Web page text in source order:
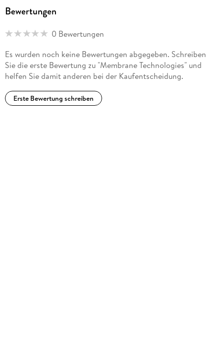
Bewertungen
0 Bewertungen
Es wurden noch keine Bewertungen abgegeben. Schreiben
Sie die erste Bewertung zu "Membrane Technologies" und
helfen Sie damit anderen bei der Kaufentscheidung.
Erste Bewertung schreiben